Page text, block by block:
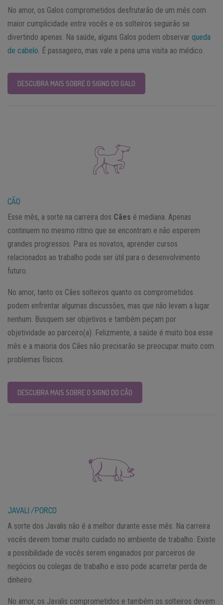
No amor, os Galos comprometidos desfrutarão de um mês com
maior cumplicidade entre vocês e os solteiros seguirão se
divertindo apenas. Na saúde, alguns Galos podem observar queda
de cabelo. É passageiro, mas vale a pena uma visita ao médico.
DESCUBRA MAIS SOBRE O SIGNO DO GALO
CÃO
Esse mês, a sorte na carreira dos Cães é mediana. Apenas
continuem no mesmo ritmo que se encontram e não esperem
grandes progressos. Para os novatos, aprender cursos
relacionados ao trabalho pode ser útil para o desenvolvimento
futuro.
No amor, tanto os Cães solteiros quanto os comprometidos
podem enfrentar algumas discussões, mas que não levam a lugar
nenhum. Busquem ser objetivos e também peçam por
objetividade ao parceiro(a). Felizmente, a saúde é muito boa esse
mês e a maioria dos Cães não precisarão se preocupar muito com
problemas físicos.
DESCUBRA MAIS SOBRE O SIGNO DO CÃO
JAVALI /PORCO
A sorte dos Javalis não é a melhor durante esse mês. Na carreira
vocês devem tomar muito cuidado no ambiente de trabalho. Existe
a possibilidade de vocês serem enganados por parceiros de
negócios ou colegas de trabalho e isso pode acarretar perda de
dinheiro.
No amor, os Javalis comprometidos e também os solteiros devem